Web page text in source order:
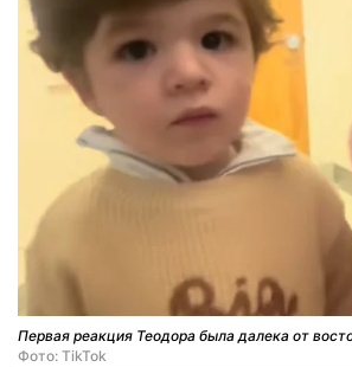
Первая реакция Теодора была далека от
Фото: TikTok